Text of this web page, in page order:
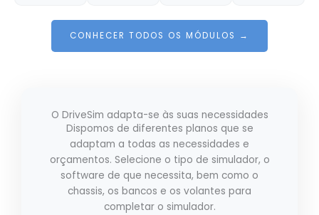
CONHECER TODOS OS MÓDULOS →
O DriveSim adapta-se às suas necessidades
Dispomos de diferentes planos que se
adaptam a todas as necessidades e
orçamentos. Selecione o tipo de simulador, o
software de que necessita, bem como o
chassis, os bancos e os volantes para
completar o simulador.